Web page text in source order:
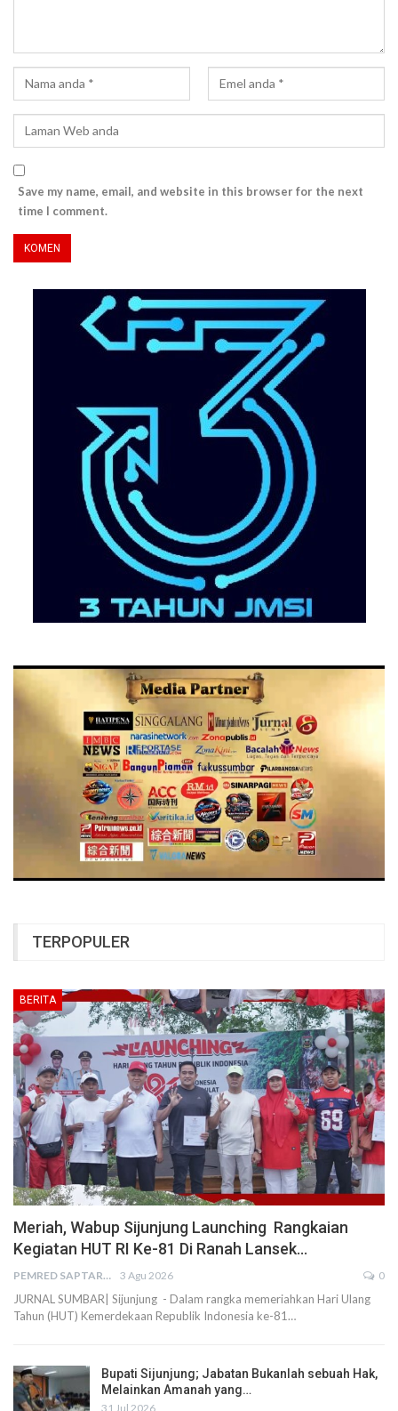
Save my name, email, and website in this browser for the next
time I comment.
TERPOPULER
BERITA
Meriah, Wabup Sijunjung Launching Rangkaian
Kegiatan HUT RI Ke-81 Di Ranah Lansek…
PEMRED SAPTARIUS 3 Agu 2026 0
JURNAL SUMBAR| Sijunjung - Dalam rangka memeriahkan Hari Ulang
Tahun (HUT) Kemerdekaan Republik Indonesia ke-81…
Bupati Sijunjung; Jabatan Bukanlah sebuah Hak,
Melainkan Amanah yang…
31 Jul 2026